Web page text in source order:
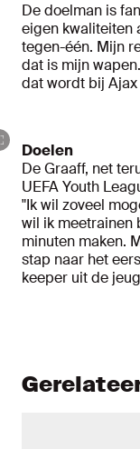
De doelman is
eigen kwaliteiten
tegen-één. Mijn
dat is mijn
dat wordt bij
Doelen
De Graaff, net
UEFA Youth
"Ik wil zoveel
wil ik meetrainen
minuten maken.
stap naar het
keeper uit de